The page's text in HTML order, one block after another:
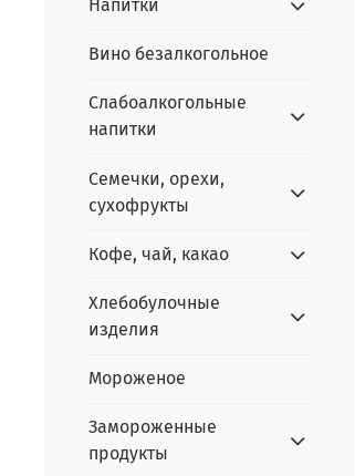
Напитки
Вино безалкогольное
Слабоалкогольные
напитки
Семечки, орехи,
сухофрукты
Кофе, чай, какао
Хлебобулочные
изделия
Мороженое
Замороженные
продукты